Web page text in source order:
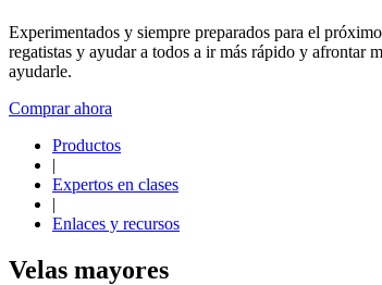
Experimentados y siempre preparados para el
regatistas y ayudar a todos a ir más rápido y afrontar
ayudarle.
Comprar ahora
Productos
|
Expertos en clases
|
Enlaces y recursos
Velas mayores